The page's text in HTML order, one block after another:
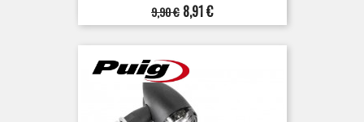
Verkaufspreis
9,90 € Preis
8,91 €